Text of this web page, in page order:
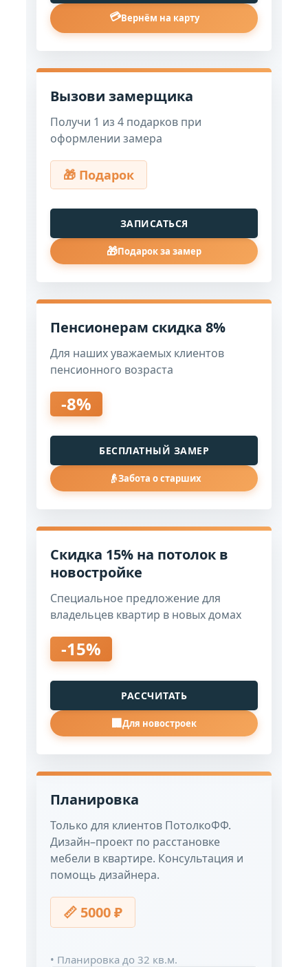
💳Вернём на карту
Вызови замерщика
Получи 1 из 4 подарков при
оформлении замера
🎁 Подарок
ЗАПИСАТЬСЯ
🎁Подарок за замер
Пенсионерам скидка 8%
Для наших уважаемых клиентов
пенсионного возраста
-8%
БЕСПЛАТНЫЙ ЗАМЕР
👴Забота о старших
Скидка 15% на потолок в
новостройке
Специальное предложение для
владельцев квартир в новых домах
-15%
РАССЧИТАТЬ
🏢Для новостроек
Планировка
Только для клиентов ПотолкоФФ.
Дизайн–проект по расстановке
мебели в квартире. Консультация и
помощь дизайнера.
📏 5000 ₽
• Планировка до 32 кв.м.